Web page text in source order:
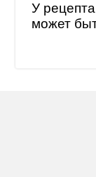
У
может